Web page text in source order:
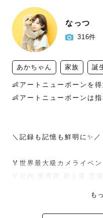
なっつ
316件
あかちゃん 家族 誕
👶アートニューボーンを
👶アートニューボーンは指
＼記録も記憶も鮮明に✨／
🏅世界最大級カメライベ
🏅社内 優秀賞 新人賞 受賞
💎撮影後のレビュー
も